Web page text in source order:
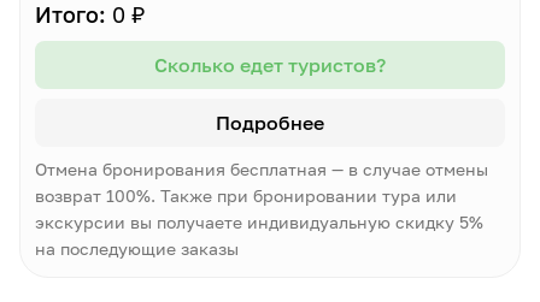
Итого: 0 ₽
Сколько едет туристов?
Подробнее
Отмена бронирования бесплатная — в случае отмены
возврат 100%. Также при бронировании тура или
экскурсии вы получаете индивидуальную скидку 5%
на последующие заказы